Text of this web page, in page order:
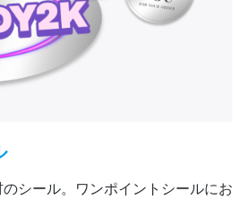
シール。ワンポイントシールにお